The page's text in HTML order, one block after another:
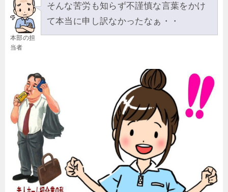
本部の担
当者
そんな苦労も知らず不謹慎な言葉をかけ
て本当に申し訳なかったなぁ・・